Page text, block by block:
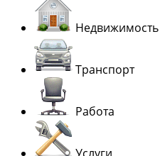
Недвижимость
Транспорт
Работа